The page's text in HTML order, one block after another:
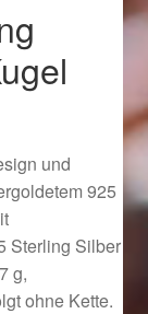
und
925
Sterling Silber
g,
ohne Kette.